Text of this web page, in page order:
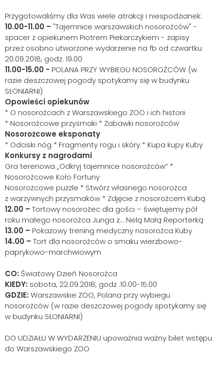
Przygotowaliśmy dla Was wiele atrakcji i niespodzianek:
10.00-11.00 – "Tajemnice warszawskich nosorożców" -
spacer z opiekunem Piotrem Piekarczykiem - zapisy
przez osobno utworzone wydarzenie na fb od czwartku
20.09.2018, godz. 19.00
11.00-15.00 - POLANA PRZY WYBIEGU NOSOROŻCÓW (w
razie deszczowej pogody spotykamy się w budynku
SŁONIARNI)
Opowieści opiekunów
* O nosorożcach z Warszawskiego ZOO i ich historii
* Nosorożcowe przysmaki * Zabawki nosorożców
Nosorożcowe eksponaty
* Odciski nóg * Fragmenty rogu i skóry * Kupa kupy Kuby
Konkursy z nagrodami
Gra terenowa „Odkryj tajemnice nosorożców” *
Nosorożcowe Koło Fortuny
Nosorożcowe puzzle * Stwórz własnego nosorożca
z warzywnych przysmaków * Zdjęcie z nosorożcem Kubą
12.00 – Tortowy nosorożec dla gości – świętujemy pół
roku małego nosorożca Junga z... Nelą Małą Reporterką
13.00 – Pokazowy trening medyczny nosorożca Kuby
14.00 – Tort dla nosorożców o smaku wierzbowo-
paprykowo-marchwiowym
CO: Światowy Dzień Nosorożca
KIEDY: sobota, 22.09.2018, godz .10.00-15.00
GDZIE: Warszawskie ZOO, Polana przy wybiegu
nosorożców (w razie deszczowej pogody spotykamy się
w budynku SŁONIARNI)
DO UDZIAŁU W WYDARZENIU upoważnia ważny bilet wstępu
do Warszawskiego ZOO